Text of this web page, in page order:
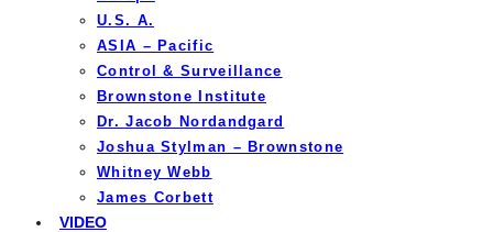
U.S. A.
ASIA – Pacific
Control & Surveillance
Brownstone Institute
Dr. Jacob Nordandgard
Joshua Stylman – Brownstone
Whitney Webb
James Corbett
VIDEO